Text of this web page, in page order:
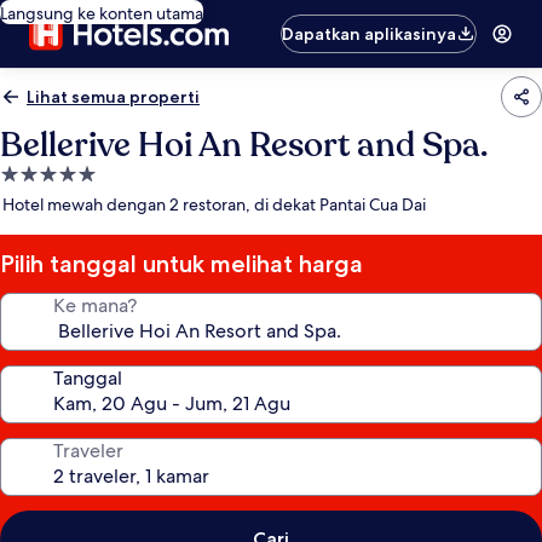
Langsung ke konten utama
Dapatkan aplikasinya
Lihat semua properti
Bellerive Hoi An Resort and Spa.
Properti
bintang
Hotel mewah dengan 2 restoran, di dekat Pantai Cua Dai
Pilih tanggal untuk melihat harga
Ke mana?
Tanggal
Traveler